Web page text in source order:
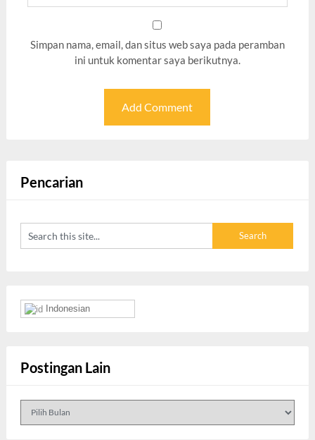
Simpan nama, email, dan situs web saya pada peramban
ini untuk komentar saya berikutnya.
Pencarian
Indonesian
Postingan Lain
Postingan